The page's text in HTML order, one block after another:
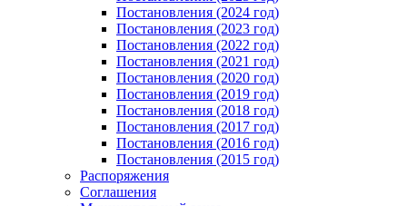
Постановления (2024 год)
Постановления (2023 год)
Постановления (2022 год)
Постановления (2021 год)
Постановления (2020 год)
Постановления (2019 год)
Постановления (2018 год)
Постановления (2017 год)
Постановления (2016 год)
Постановления (2015 год)
Распоряжения
Соглашения